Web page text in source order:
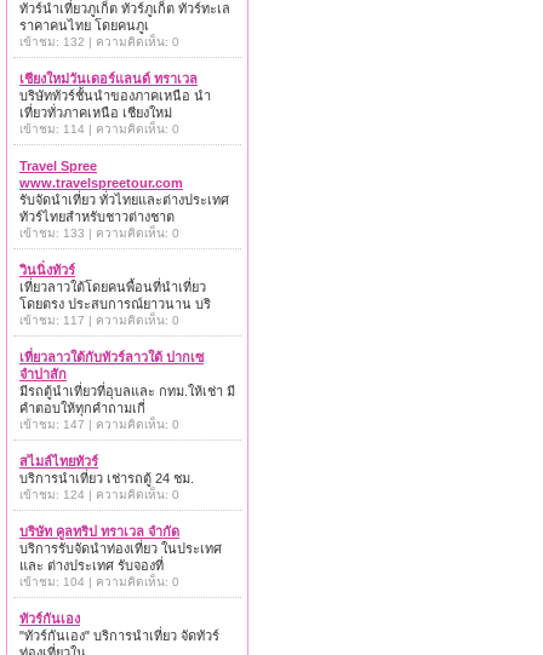
ทัวร์นำเที่ยวภูเก็ต ทัวร์ภูเก็ต ทัวร์ทะเล
ราคาคนไทย โดยคนภูเ
เข้าชม: 132 | ความคิดเห็น: 0
เชียงใหม่วันเดอร์แลนด์ ทราเวล
บริษัททัวร์ชั้นนำของภาคเหนือ นำ
เที่ยวทั่วภาคเหนือ เชียงใหม่
เข้าชม: 114 | ความคิดเห็น: 0
Travel Spree
www.travelspreetour.com
รับจัดนำเที่ยว ทั่วไทยและต่างประเทศ
ทัวร์ไทยสำหรับชาวต่างชาต
เข้าชม: 133 | ความคิดเห็น: 0
วินนิ่งทัวร์
เที่ยวลาวใต้โดยคนพื้อนที่นำเที่ยว
โดยตรง ประสบการณ์ยาวนาน บริ
เข้าชม: 117 | ความคิดเห็น: 0
เที่ยวลาวใต้กับทัวร์ลาวใต้ ปากเซ
จำปาสัก
มีรถตู้นำเที่ยวที่อุบลและ กทม.ให้เช่า มี
คำตอบให้ทุกคำถามเกี่
เข้าชม: 147 | ความคิดเห็น: 0
สไมล์ไทยทัวร์
บริการนำเที่ยว เช่ารถตู้ 24 ชม.
เข้าชม: 124 | ความคิดเห็น: 0
บริษัท คูลทริป ทราเวล จำกัด
บริการรับจัดนำท่องเที่ยว ในประเทศ
และ ต่างประเทศ รับจองที่
เข้าชม: 104 | ความคิดเห็น: 0
ทัวร์กันเอง
"ทัวร์กันเอง" บริการนำเที่ยว จัดทัวร์